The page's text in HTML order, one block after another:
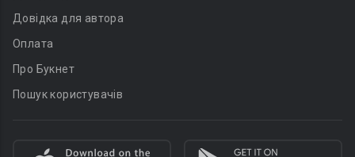
Довідка для автора
Оплата
Про Букнет
Пошук користувачів